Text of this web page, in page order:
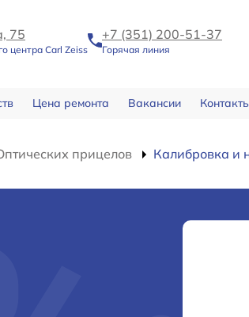
75
центра Carl Zeiss
+7 (351) 200-51-37
Горячая линия
Цена ремонта Вакансии
прицелов Калибровка и